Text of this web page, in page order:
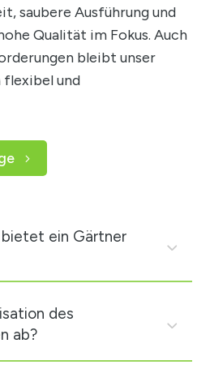
saubere Ausführung und
Qualität im Fokus. Auch
bleibt unser
flexibel und
ein Gärtner
des
ab?